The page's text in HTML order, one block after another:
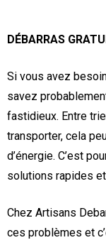
DÉBARRAS
Si vous avez
savez
fastidieux. Entre
transporter, cela
d’énergie. C’est
solutions rapides
Chez Artisans
ces problèmes et